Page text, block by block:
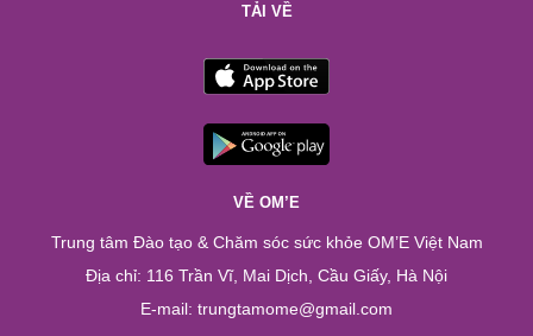
TẢI VỀ
VỀ OM’E
Trung tâm Đào tạo & Chăm sóc sức khỏe OM’E Việt Nam
Địa chỉ: 116 Trần Vĩ, Mai Dịch, Cầu Giấy, Hà Nội
E-mail: trungtamome@gmail.com